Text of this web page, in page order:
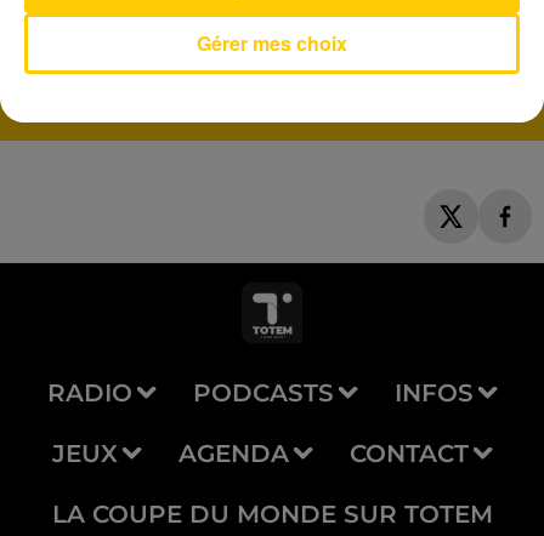
L'amour A La Machine
ALAIN SOUCHON
RADIO PODCASTS INFOS
JEUX AGENDA CONTACT
LA COUPE DU MONDE SUR TOTEM
Gérer mes choix